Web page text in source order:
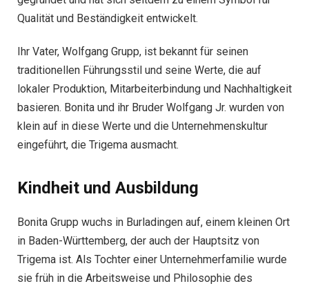
Qualität und Beständigkeit entwickelt.
Ihr Vater, Wolfgang Grupp, ist bekannt für seinen
traditionellen Führungsstil und seine Werte, die auf
lokaler Produktion, Mitarbeiterbindung und Nachhaltigkeit
basieren. Bonita und ihr Bruder Wolfgang Jr. wurden von
klein auf in diese Werte und die Unternehmenskultur
eingeführt, die Trigema ausmacht.
Kindheit und Ausbildung
Bonita Grupp wuchs in Burladingen auf, einem kleinen Ort
in Baden-Württemberg, der auch der Hauptsitz von
Trigema ist. Als Tochter einer Unternehmerfamilie wurde
sie früh in die Arbeitsweise und Philosophie des